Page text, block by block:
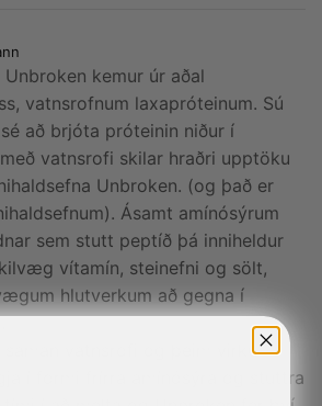
Unbroken kemur úr aðal
vatnsrofnum laxapróteinum. Sú
að brjóta próteinin niður í
vatnsrofi skilar hraðri upptöku
Unbroken. (og það er
Ásamt amínósýrum
sem stutt peptíð þá inniheldur
vítamín, steinefni og sölt,
hlutverkum að gegna í
saman vatnsrofi og þeim virku
í formi frírra amínósýra og stuttra